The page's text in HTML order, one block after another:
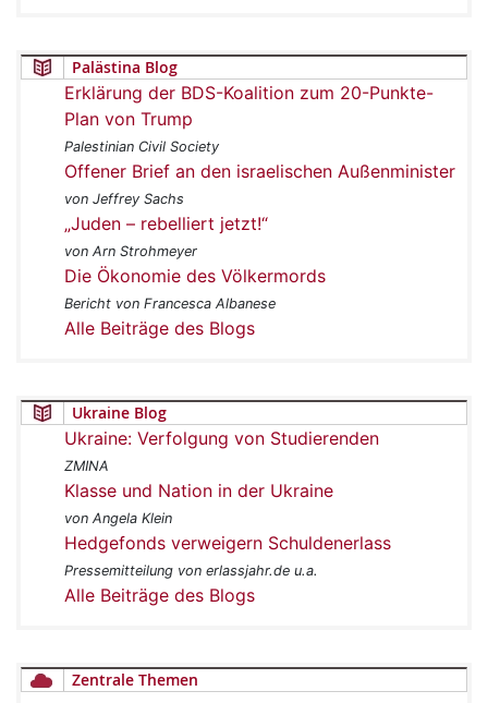
Palästina Blog
Erklärung der BDS-Koalition zum 20-Punkte-
Plan von Trump
Palestinian Civil Society
Offener Brief an den israelischen Außenminister
von Jeffrey Sachs
„Juden – rebelliert jetzt!“
von Arn Strohmeyer
Die Ökonomie des Völkermords
Bericht von Francesca Albanese
Alle Beiträge des Blogs
Ukraine Blog
Ukraine: Verfolgung von Studierenden
ZMINA
Klasse und Nation in der Ukraine
von Angela Klein
Hedgefonds verweigern Schuldenerlass
Pressemitteilung von erlassjahr.de u.a.
Alle Beiträge des Blogs
Zentrale Themen